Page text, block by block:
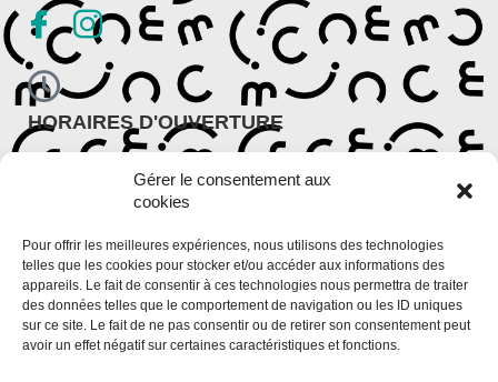
Gérer le consentement aux
cookies
Pour offrir les meilleures expériences, nous utilisons des technologies
telles que les cookies pour stocker et/ou accéder aux informations des
appareils. Le fait de consentir à ces technologies nous permettra de traiter
des données telles que le comportement de navigation ou les ID uniques
sur ce site. Le fait de ne pas consentir ou de retirer son consentement peut
avoir un effet négatif sur certaines caractéristiques et fonctions.
HORAIRES D'OUVERTURE
Lundi : 9h30 – 12h et 14h – 18h
Du mardi au vendredi : 9h – 12h et 13h30 – 18h30
Du lundi au vendredi : 9h – 12h et 14h – 18h